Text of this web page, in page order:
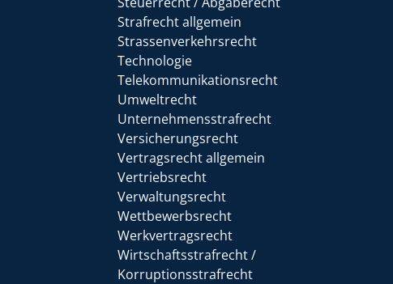
Strafrecht allgemein
Strassenverkehrsrecht
Technologie
Telekommunikationsrecht
Umweltrecht
Unternehmensstrafrecht
Versicherungsrecht
Vertragsrecht allgemein
Vertriebsrecht
Verwaltungsrecht
Wettbewerbsrecht
Werkvertragsrecht
Wirtschaftsstrafrecht /
Korruptionsstrafrecht